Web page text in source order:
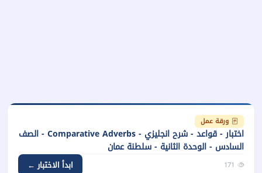
ورقة عمل
اختبار - قواعد - شرح انجليزي - Comparative Adverbs - الصف
السادس - الوحدة الثانية - سلطنة عمان
171 ابدأ الاختبار ←